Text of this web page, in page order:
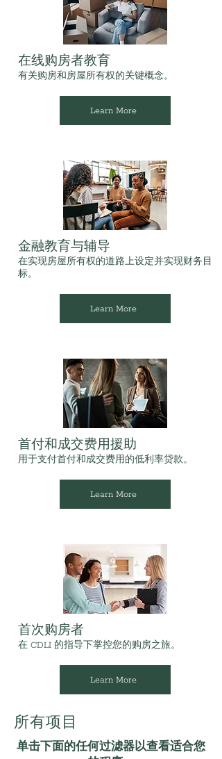
在线购房者教育
有关购房和房屋所有权的关键概念。
Learn More
金融教育与辅导
在实现房屋所有权的道路上设定并实现财务目
标。
Learn More
首付和成交费用援助
用于支付首付和成交费用的低利率贷款。
Learn More
首次购房者
在 CDLI 的指导下掌控您的购房之旅。
Learn More
所有项目
单击下面的任何过滤器以查看适合您